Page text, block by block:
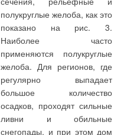
полукруглые желоба, как это
показано на рис. 3.
Наиболее часто
применяются полукруглые
желоба. Для регионов, где
регулярно выпадает
большое количество
осадков, проходят сильные
ливни и обильные
снегопады, и при этом дом
дополнительный блок для
приточно-вытяжной
установки SAF. Он включает
в себя фреоновый
теплообменник, всю
необходимую
управляющую арматуру и
электронику.
патрубков на одной оси
обеспечивается удобная
интеграция в систему
трубопровода.
Сдвоенный насос
линейного типа Etaline Z.
Подача до 1120 м3/ч (при
параллельном режиме
работы), напор до 77 м.
Температура от -30 до 140